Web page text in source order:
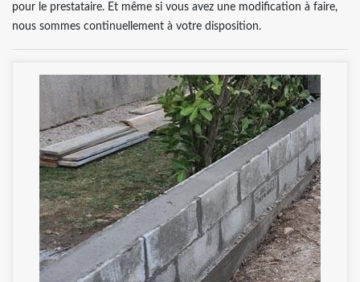
pour le prestataire. Et même si vous avez une modification à faire,
nous sommes continuellement à votre disposition.